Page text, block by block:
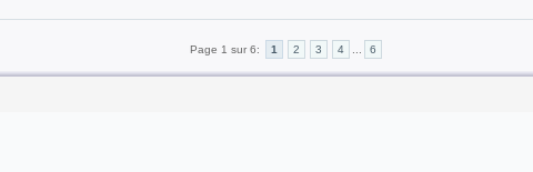
Page 1 sur 6: 1 2 3 4 6